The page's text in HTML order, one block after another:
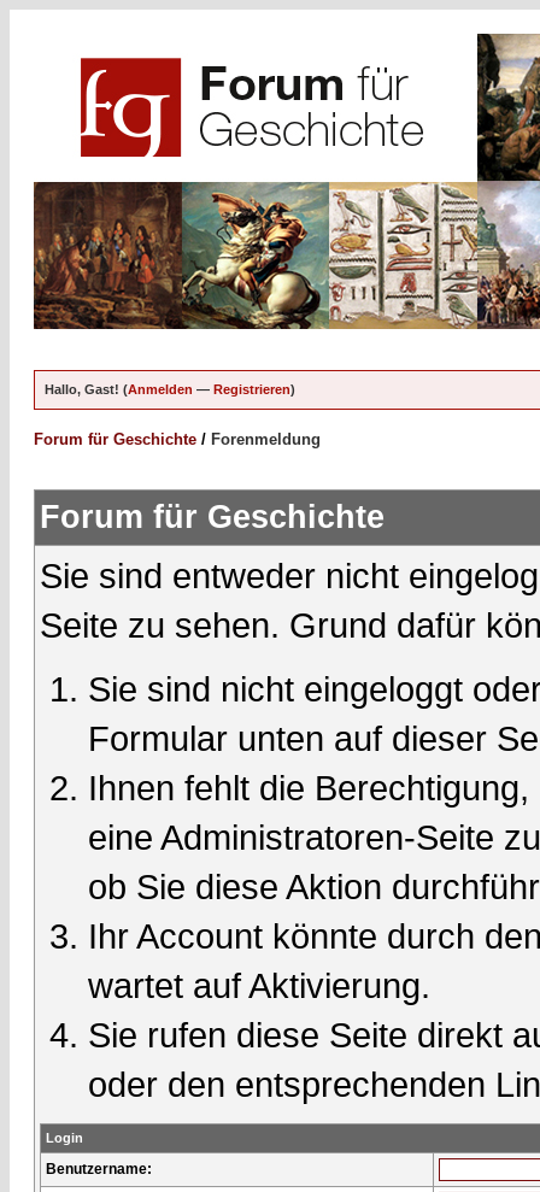
Hallo, Gast! (Anmelden — Registrieren)
Forum für Geschichte / Forenmeldung
Forum für Geschichte
Sie sind entweder nicht
Seite zu sehen. Grund dafür
Sie sind nicht eingeloggt
Formular unten auf dieser
Ihnen fehlt die
eine Administratoren-Seite
ob Sie diese Aktion
Ihr Account könnte durch
wartet auf Aktivierung.
Sie rufen diese Seite direkt
oder den entsprechenden
Login
Benutzername: